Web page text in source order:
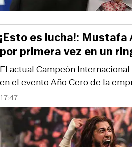
17:47
El actual Campeón
en el evento Año Cero de la
¡Esto es lucha!:
por primera vez en un